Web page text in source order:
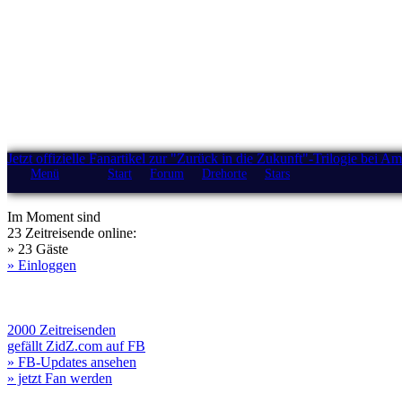
Jetzt offizielle Fanartikel zur "Zurück in die Zukunft"-Trilogie bei
Menü Start Forum Drehorte Stars
Im Moment sind
23 Zeitreisende online:
» 23 Gäste
» Einloggen
2000 Zeitreisenden
gefällt ZidZ.com auf FB
» FB-Updates ansehen
» jetzt Fan werden